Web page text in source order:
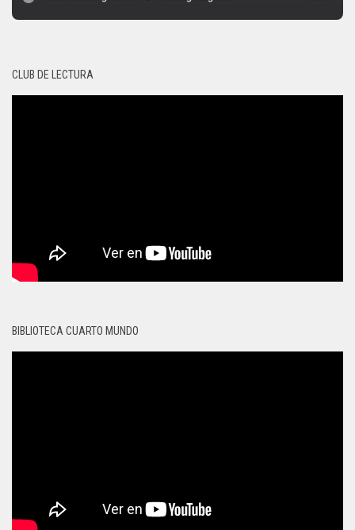
CLUB DE LECTURA
BIBLIOTECA CUARTO MUNDO